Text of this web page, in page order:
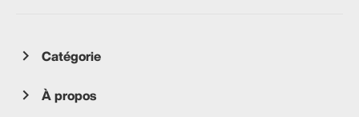
Catégorie
À propos